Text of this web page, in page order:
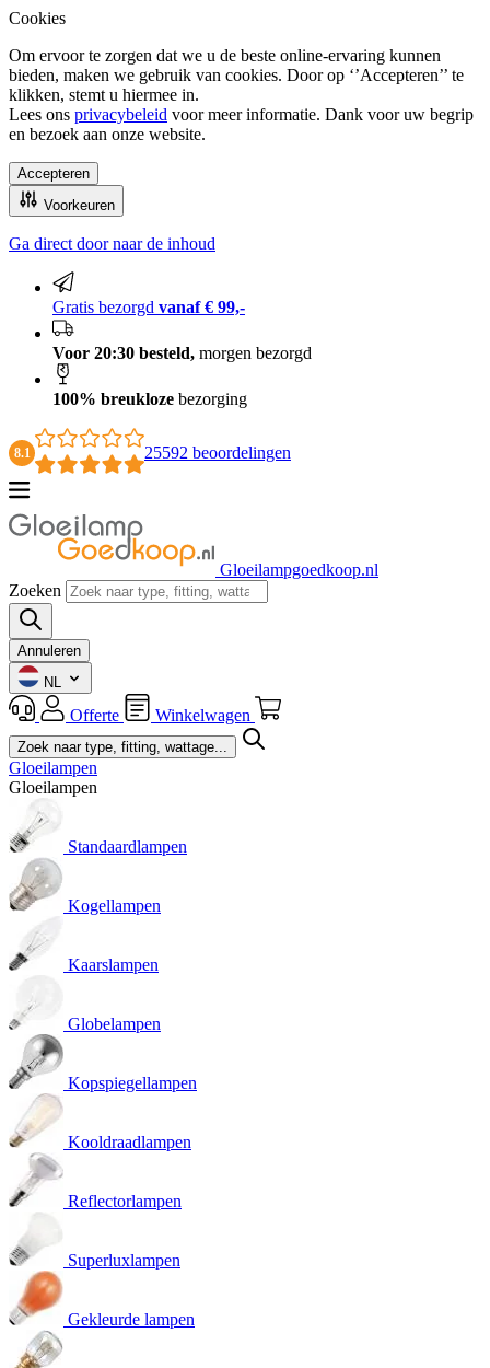
Cookies
Om ervoor te zorgen dat we u de beste online-ervaring kunnen
bieden, maken we gebruik van cookies. Door op ‘’Accepteren’’ te
klikken, stemt u hiermee in.
Lees ons privacybeleid voor meer informatie. Dank voor uw begrip
en bezoek aan onze website.
Accepteren
Voorkeuren
100% breukloze bezorging
Ga direct door naar de inhoud
Gratis bezorgd vanaf € 99,-
Voor 20:30 besteld, morgen bezorgd
100% breukloze bezorging
8.1 25592 beoordelingen
Gloeilampgoedkoop.nl
Zoeken
Annuleren
NL
Offerte Winkelwagen
Gloeilampen
Gloeilampen
Standaardlampen
Kogellampen
Kaarslampen
Globelampen
Kopspiegellampen
Kooldraadlampen
Reflectorlampen
Superluxlampen
Gekleurde lampen